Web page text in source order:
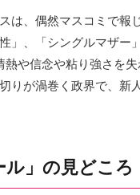
は、偶然マスコミで報
」、「シングルマザー
や信念や粘り強さを
りが渦巻く政界で、新
ル」の見どころ